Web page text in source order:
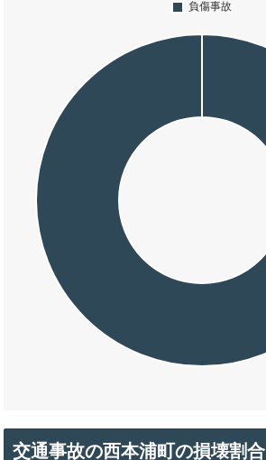
交通事故の西本浦町の損壊割合